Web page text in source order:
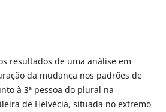
resultados de uma análise em
da mudança nos padrões de
à 3ª pessoa do plural na
de Helvécia, situada no extremo